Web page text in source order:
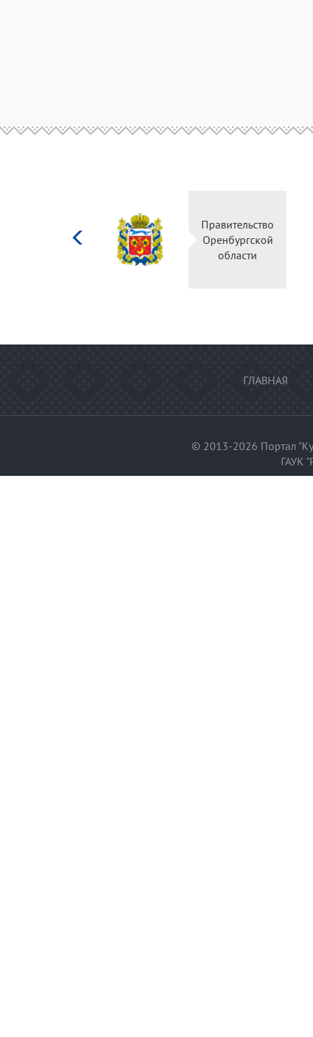
культуры
Российской
Правительство
Оренбургской
области
ГЛАВНАЯ
© 2013-2026 Портал
ГАУК